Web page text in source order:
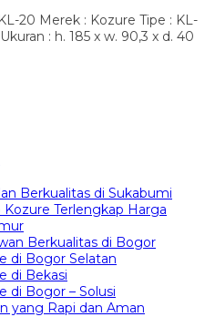
20 Merek : Kozure Tipe : KL-
: h. 185 x w. 90,3 x d. 40
Berkualitas di Sukabumi
Terlengkap Harga
Berkualitas di Bogor
di Bogor Selatan
di Bekasi
di Bogor – Solusi
yang Rapi dan Aman